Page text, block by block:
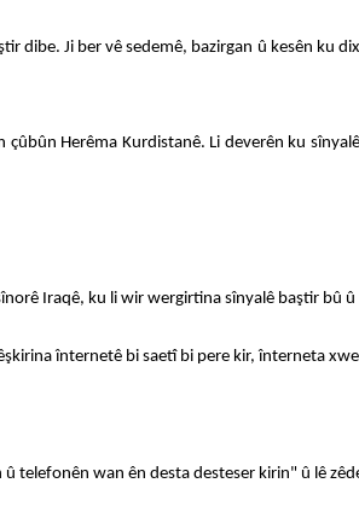
Ji ber vê sedemê, bazirgan û kesên ku
Herêma Kurdistanê. Li deverên ku
Iraqê, ku li wir wergirtina sînyalê baştir
înternetê bi saetî bi pere kir, înterneta
telefonên wan ên desta desteser kirin" û lê